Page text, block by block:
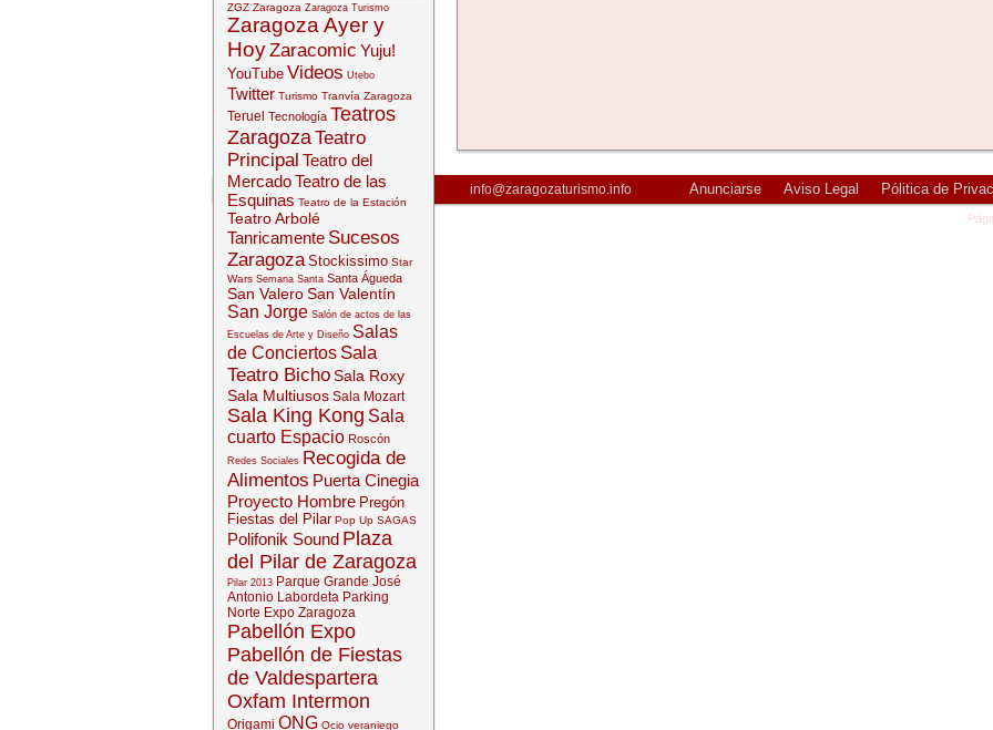
ZGZ Zaragoza Zaragoza Turismo
Zaragoza Ayer y
HoyZaracomic Yuju!
YouTube Videos Utebo
Twitter Turismo Tranvía Zaragoza
Teruel Tecnología Teatros
ZaragozaTeatro
Principal Teatro del
MercadoTeatro de las
Esquinas Teatro de la Estación
Teatro Arbolé
Tanricamente Sucesos
Zaragoza Stockissimo Star
Wars Semana Santa Santa Águeda
San ValeroSan Valentín
San Jorge Salón de actos de las
Escuelas de Arte y Diseño Salas
de Conciertos Sala
Teatro BichoSala Roxy
Sala Multiusos Sala Mozart
Sala King Kong Sala
cuarto Espacio Roscón
Redes Sociales Recogida de
Alimentos Puerta Cinegia
Proyecto Hombre Pregón
Fiestas del Pilar Pop Up SAGAS
Polifonik Sound Plaza
del Pilar de Zaragoza
Pilar 2013 Parque Grande José
Antonio Labordeta Parking
Norte Expo Zaragoza
Pabellón Expo
Pabellón de Fiestas
de Valdespartera
Oxfam Intermon
Origami ONG Ocio veraniego
info@zaragozaturismo.info Anunciarse Aviso Legal Pólitica de